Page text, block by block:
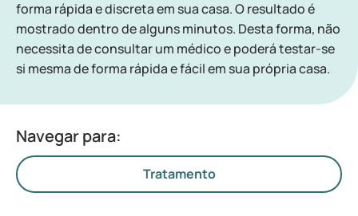
forma rápida e discreta em sua casa. O resultado é
mostrado dentro de alguns minutos. Desta forma, não
necessita de consultar um médico e poderá testar-se
si mesma de forma rápida e fácil em sua própria casa.
Navegar para:
Tratamento